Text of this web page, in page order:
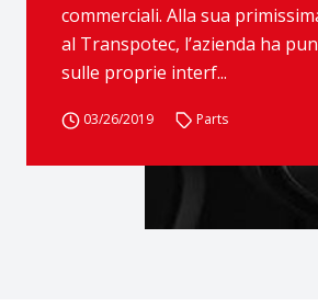
commerciali. Alla sua
al Transpotec, l’azienda ha
sulle proprie interf...
03/26/2019 Parts